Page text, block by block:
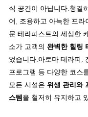
식 공간이 아닙니다.청결
어, 조용하고 아늑한 프라
문 테라피스트의 세심한
소가 고객의 완벽한 힐링
었습니다.아로마 테라피,
프로그램 등 다양한 코스
모든 시설은 위생 관리와
스템을 철저히 유지하고